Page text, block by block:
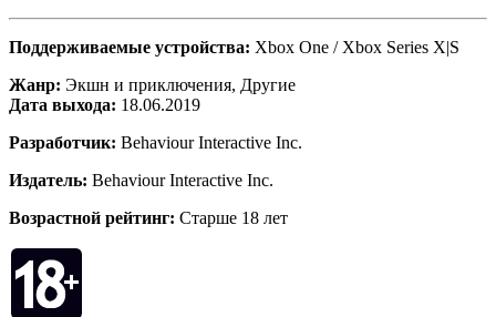
Поддерживаемые устройства: Xbox One / Xbox Series X|S
Жанр: Экшн и приключения, Другие
Дата выхода: 18.06.2019
Разработчик: Behaviour Interactive Inc.
Издатель: Behaviour Interactive Inc.
Возрастной рейтинг: Старше 18 лет